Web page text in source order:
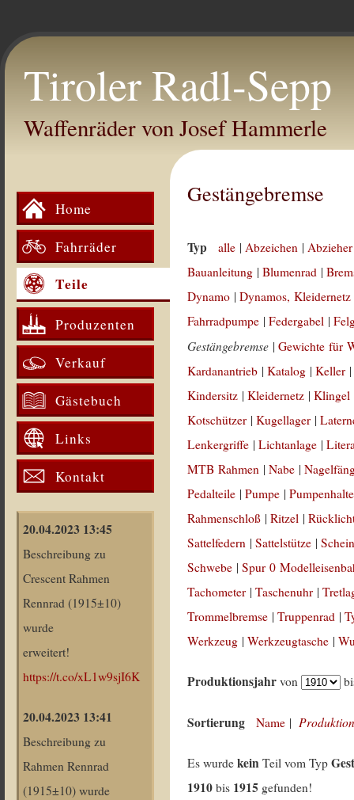
Tiroler Radl-Sepp
Waffenräder von Josef Hammerle
Home
Fahrräder
Teile
Produzenten
Verkauf
Gästebuch
Links
Kontakt
20.04.2023 13:45
Beschreibung zu
Crescent Rahmen
Rennrad (1915±10)
wurde
erweitert!
https://t.co/xL1w9sjI6K
20.04.2023 13:41
Beschreibung zu
Rahmen Rennrad
(1915±10) wurde
Gestängebremse
Typ alle |Abzeichen |
Bauanleitung |Blumenrad |
Dynamo |Dynamos, Kleidernetz
Fahrradpumpe |Federgabel |
Gestängebremse |Gewichte für
Kardanantrieb |Katalog |Keller
Kindersitz |Kleidernetz |Klingel
Kotschützer |Kugellager |
Lenkergriffe |Lichtanlage |
MTB Rahmen |Nabe |
Pedalteile |Pumpe |
Rahmenschloß |Ritzel |
Sattelfedern |Sattelstütze |
Schwebe |Spur 0
Tachometer |Taschenuhr |
Trommelbremse |Truppenrad |
Werkzeug |Werkzeugtasche |
Produktionsjahr von
Sortierung Name |
Es wurdekein Teil vom Typ
1910 bis 1915 gefunden!